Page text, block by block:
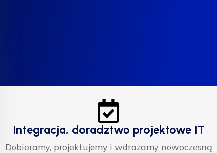
Integracja, doradztwo projektowe IT
Dobieramy, projektujemy i wdrażamy nowoczesną